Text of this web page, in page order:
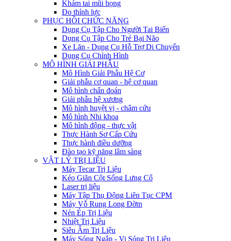
Khám tai mũi họng
Đo thính lực
PHỤC HỒI CHỨC NĂNG
Dụng Cụ Tập Cho Người Tai Biến
Dụng Cụ Tập Cho Trẻ Bại Não
Xe Lăn - Dụng Cụ Hỗ Trợ Di Chuyển
Dụng Cụ Chỉnh Hình
MÔ HÌNH GIẢI PHẪU
Mô Hình Giải Phẫu Hệ Cơ
Giải phẫu cơ quan - hệ cơ quan
Mô hình chẩn đoán
Giải phẫu hệ xương
Mô hình huyệt vị - châm cứu
Mô hình Nhi khoa
Mô hình động - thực vật
Thực Hành Sơ Cấp Cứu
Thực hành điều dưỡng
Đào tạo kỹ năng lâm sàng
VẬT LÝ TRỊ LIỆU
Máy Tecar Trị Liệu
Kéo Giãn Cột Sống Lưng Cổ
Laser trị liệu
Máy Tập Thụ Động Liên Tục CPM
Máy Vỗ Rung Long Đờm
Nén Ép Trị Liệu
Nhiệt Trị Liệu
Siêu Âm Trị Liệu
Máy Sóng Ngắn - Vi Sóng Trị Liệu